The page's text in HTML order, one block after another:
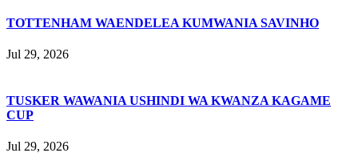
TOTTENHAM WAENDELEA KUMWANIA SAVINHO
Jul 29, 2026
TUSKER WAWANIA USHINDI WA KWANZA KAGAME
CUP
Jul 29, 2026